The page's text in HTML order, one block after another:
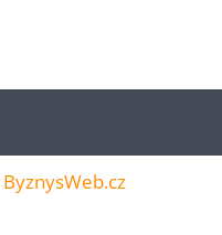
ByznysWeb.cz